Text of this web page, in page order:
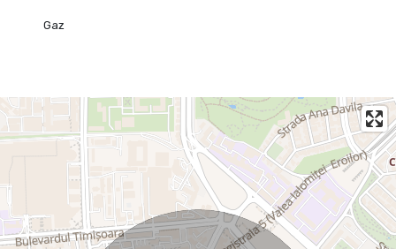
Chirie: 2.900 € + TVA / lună
Gaz